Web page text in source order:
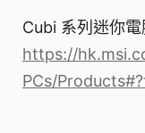
Cubi 系列迷你電
https://
PCs/